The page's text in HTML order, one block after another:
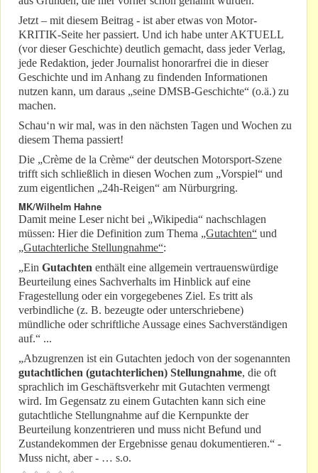
Jetzt – mit diesem Beitrag - ist aber etwas von Motor-
KRITIK-Seite her passiert. Und ich habe unter AKTUELL
(vor dieser Geschichte) deutlich gemacht, dass jeder Verlag,
jede Redaktion, jeder Journalist honorarfrei die in dieser
Geschichte und im Anhang zu findenden Informationen
nutzen kann, um daraus „seine DMSB-Geschichte“ (o.ä.) zu
machen.
Schau‘n wir mal, was in den nächsten Tagen und Wochen zu
diesem Thema passiert!
Die „Crème de la Crème“ der deutschen Motorsport-Szene
trifft sich schließlich in diesen Wochen zum „Vorspiel“ und
zum eigentlichen „24h-Reigen“ am Nürburgring.
MK/Wilhelm Hahne
Damit meine Leser nicht bei „Wikipedia“ nachschlagen
müssen: Hier die Definition zum Thema „Gutachten“ und
„Gutachterliche Stellungnahme“:
„Ein Gutachten enthält eine allgemein vertrauenswürdige
Beurteilung eines Sachverhalts im Hinblick auf eine
Fragestellung oder ein vorgegebenes Ziel. Es tritt als
verbindliche (z. B. bezeugte oder unterschriebene)
mündliche oder schriftliche Aussage eines Sachverständigen
auf.“ ...
„Abzugrenzen ist ein Gutachten jedoch von der sogenannten
gutachtlichen (gutachterlichen) Stellungnahme, die oft
sprachlich im Geschäftsverkehr mit Gutachten vermengt
wird. Im Gegensatz zu einem Gutachten kann sich eine
gutachtliche Stellungnahme auf die Kernpunkte der
Beurteilung konzentrieren und muss nicht Befund und
Zustandekommen der Ergebnisse genau dokumentieren.“ -
Muss nicht, aber - … s.o.